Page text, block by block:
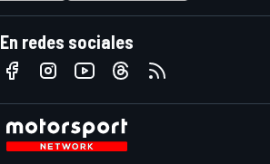
En redes sociales